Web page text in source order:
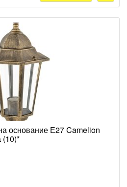
основание Е27 Camelion
(10)*